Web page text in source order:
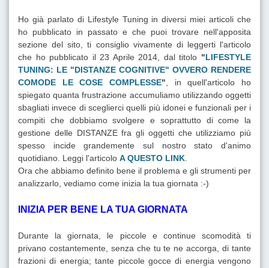
Ho già parlato di Lifestyle Tuning in diversi miei articoli che
ho pubblicato in passato e che puoi trovare nell'apposita
sezione del sito, ti consiglio vivamente di leggerti l'articolo
che ho pubblicato il 23 Aprile 2014, dal titolo "LIFESTYLE
TUNING: LE "DISTANZE COGNITIVE" OVVERO RENDERE
COMODE LE COSE COMPLESSE" , in quell'articolo ho
spiegato quanta frustrazione accumuliamo utilizzando oggetti
sbagliati invece di sceglierci quelli più idonei e funzionali per i
compiti che dobbiamo svolgere e soprattutto di come la
gestione delle DISTANZE fra gli oggetti che utilizziamo più
spesso incide grandemente sul nostro stato d'animo
quotidiano. Leggi l'articolo A QUESTO LINK
Ora che abbiamo definito bene il problema e gli strumenti per
analizzarlo, vediamo come inizia la tua giornata :-)
INIZIA PER BENE LA TUA GIORNATA
Durante la giornata, le piccole e continue scomodità ti
privano costantemente, senza che tu te ne accorga, di tante
frazioni di energia; tante piccole gocce di energia vengono